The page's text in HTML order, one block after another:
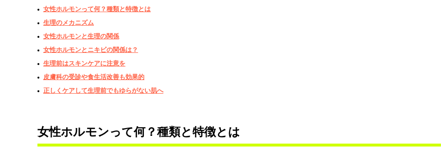
女性ホルモンって何？種類と特徴とは
生理のメカニズム
女性ホルモンと生理の関係
女性ホルモンとニキビの関係は？
生理前はスキンケアに注意を
皮膚科の受診や食生活改善も効果的
正しくケアして生理前でもゆらがない肌へ
女性ホルモンって何？種類と特徴とは